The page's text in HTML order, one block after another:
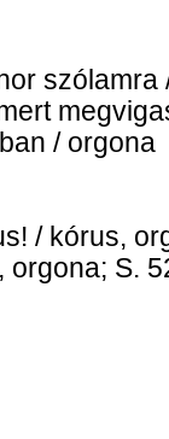
szólamra
/ orgona
/ kórus,
orgona; S.